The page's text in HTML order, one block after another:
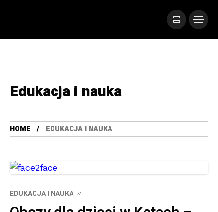
Edukacja i nauka
HOME EDUKACJA I NAUKA
EDUKACJA I NAUKA